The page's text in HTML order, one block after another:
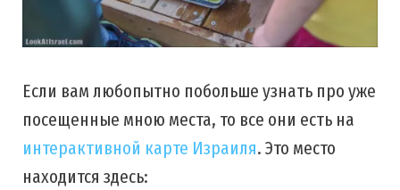
Если вам любопытно побольше узнать про уже
посещенные мною места, то все они есть на
интерактивной карте Израиля. Это место
находится здесь: